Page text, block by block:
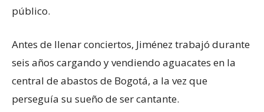
público.
Antes de llenar conciertos, Jiménez trabajó durante
seis años cargando y vendiendo aguacates en la
central de abastos de Bogotá, a la vez que
perseguía su sueño de ser cantante.